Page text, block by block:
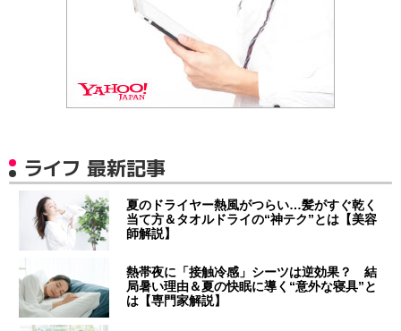
ライフ 最新記事
夏のドライヤー熱風がつらい…髪がすぐ乾く
当て方＆タオルドライの“神テク”とは【美容
師解説】
熱帯夜に「接触冷感」シーツは逆効果？ 結
局暑い理由＆夏の快眠に導く“意外な寝具”と
は【専門家解説】